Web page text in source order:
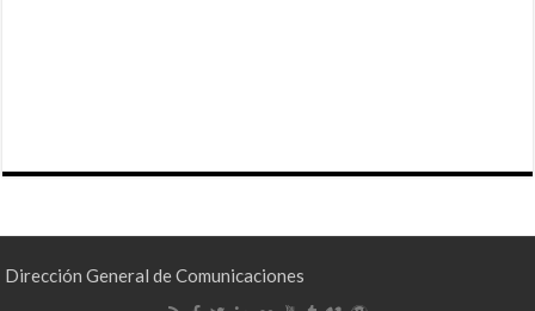
Dirección General de Comunicaciones